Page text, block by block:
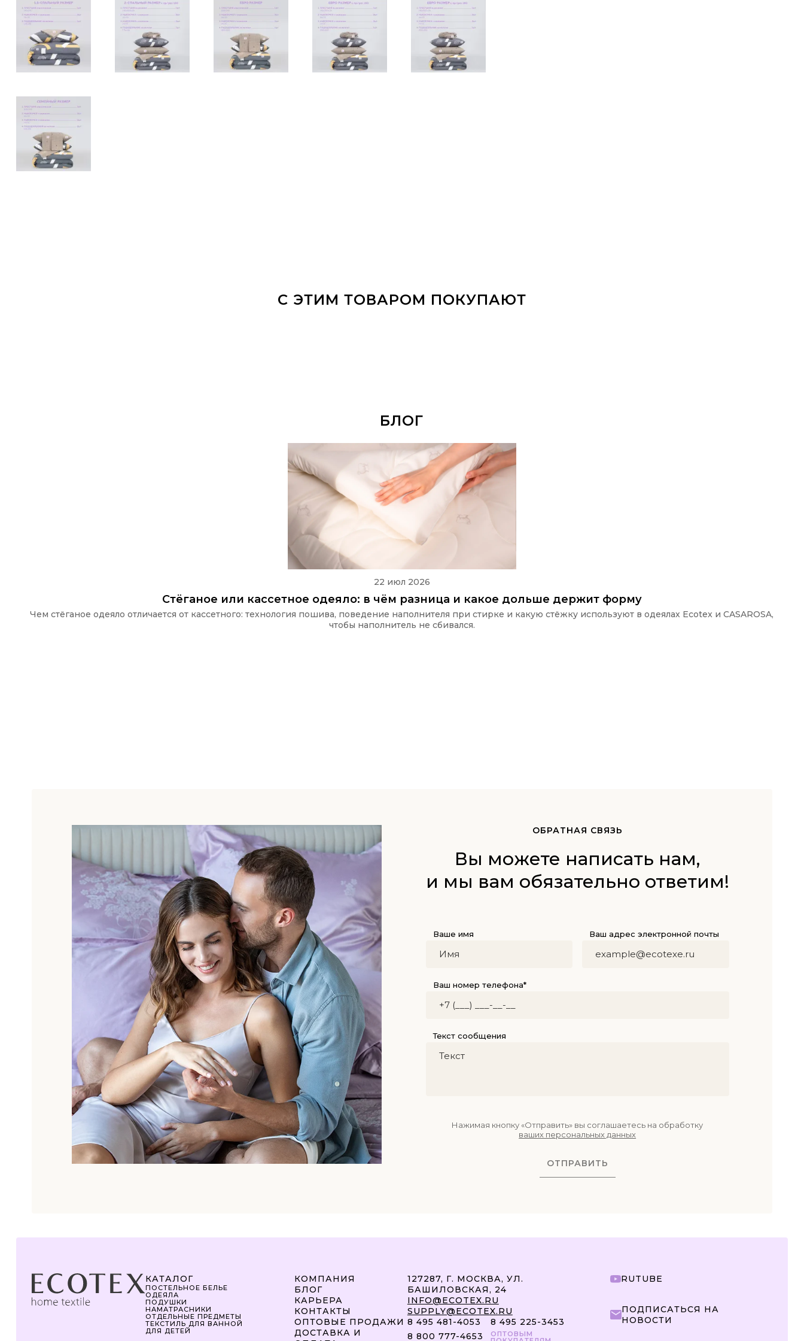
С ЭТИМ ТОВАРОМ ПОКУПАЮТ
БЛОГ
22 июл 2026
Стёганое или кассетное одеяло: в чём разница и какое дольше держит форму
Чем стёганое одеяло отличается от кассетного: технология пошива, поведение наполнителя при стирке и какую стёжку используют в одеялах Ecotex и CASAROSA,
чтобы наполнитель не сбивался.
ОБРАТНАЯ СВЯЗЬ
Вы можете написать нам,
и мы вам обязательно ответим!
Ваше имя Ваш адрес электронной почты
Ваш номер телефона*
Текст сообщения
Нажимая кнопку «Отправить» вы соглашаетесь на обработку
ваших персональных данных
ОТПРАВИТЬ
КАТАЛОГ
ПОСТЕЛЬНОЕ БЕЛЬЕ
ОДЕЯЛА
ПОДУШКИ
НАМАТРАСНИКИ
ОТДЕЛЬНЫЕ ПРЕДМЕТЫ
ТЕКСТИЛЬ ДЛЯ ВАННОЙ
ДЛЯ ДЕТЕЙ
КОМПАНИЯ
БЛОГ
КАРЬЕРА
КОНТАКТЫ
ОПТОВЫЕ ПРОДАЖИ
ДОСТАВКА И
127287, Г. МОСКВА, УЛ.
БАШИЛОВСКАЯ, 24
INFO@ECOTEX.RU
SUPPLY@ECOTEX.RU
8 495 481-4053
8 495 225-3453
8 800 777-4653
ОПТОВЫМ
RUTUBE
ПОДПИСАТЬСЯ НА
НОВОСТИ